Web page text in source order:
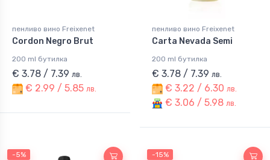
пенливо вино Freixenet
Cordon Negro Brut
200 ml бутилка
€ 3.78 / 7.39 лв.
€ 2.99 / 5.85 лв.
пенливо вино Freixenet
Carta Nevada Semi
200 ml бутилка
€ 3.78 / 7.39 лв.
€ 3.22 / 6.30 лв.
€ 3.06 / 5.98 лв.
-5% -15%